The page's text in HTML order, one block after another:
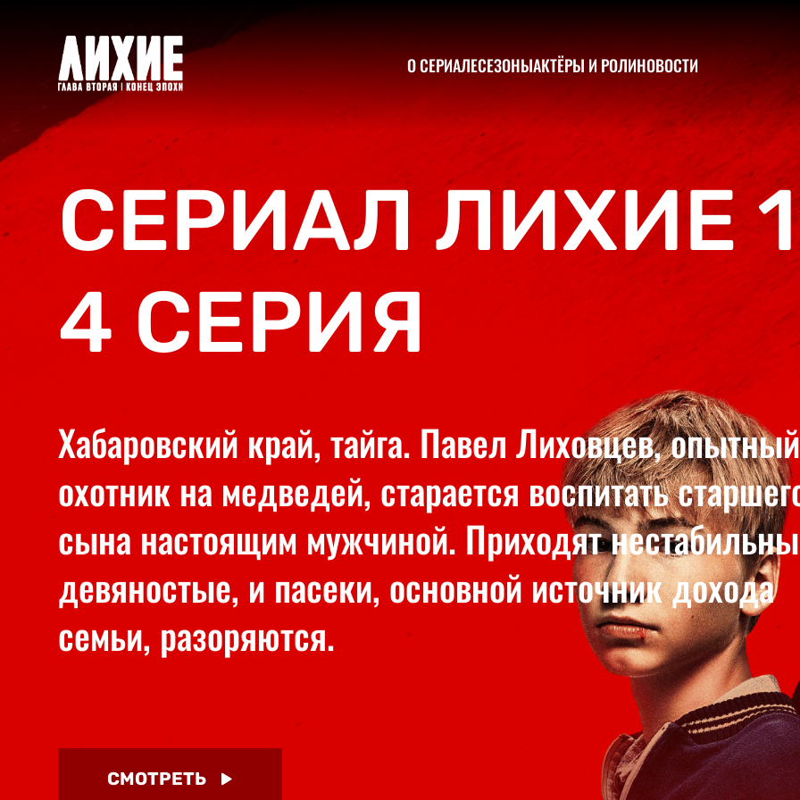
О СЕРИАЛЕ
СЕЗОНЫ
АКТЁРЫ И РОЛИ
НОВОСТИ
О СЕРИАЛЕСЕЗОНЫАКТЁРЫ И РОЛИНОВОСТИ
СЕРИАЛ ЛИХИЕ
4 СЕРИЯ
Хабаровский край, тайга. Павел Лиховцев, опытный
охотник на медведей, старается воспитать
сына настоящим мужчиной. Приходят
девяностые, и пасеки, основной источник дохода
семьи, разоряются.
СМОТРЕТЬ